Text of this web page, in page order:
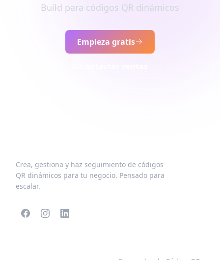
Build para códigos QR dinámicos
Empieza gratis
Crea, gestiona y haz seguimiento de códigos
QR dinámicos para tu negocio. Pensado para
escalar.